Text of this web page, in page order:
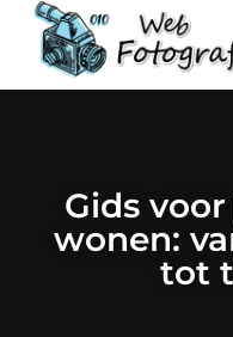
Gids
wonen:
tot